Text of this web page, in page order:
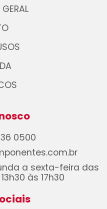
0500
a sexta-feira das
às 17h30